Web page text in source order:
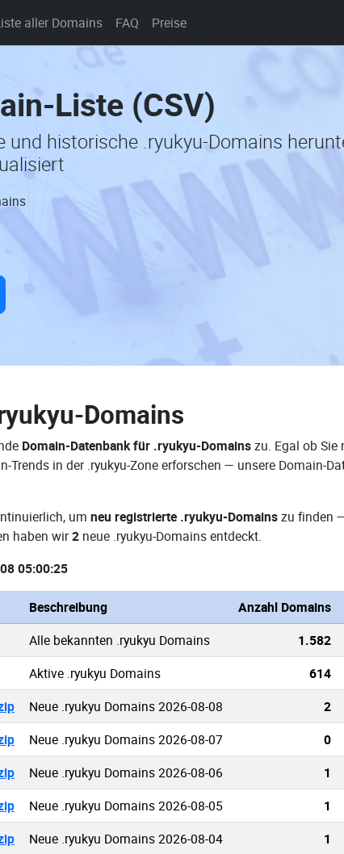
aller Domains FAQ Preise
Liste (CSV)
und historische .ryukyu-Domains
Domains
Domain-Datenbank für .ryukyu-Domainszu. Egal ob Sie
Trends in der .ryukyu-Zone erforschen — unsere Domain-
um neu registrierte .ryukyu-Domainszu finden
haben wir2 neue .ryukyu-Domains entdeckt.
05:00:25
Beschreibung Anzahl Domains
Alle bekannten .ryukyu Domains 1.582
Aktive .ryukyu Domains 614
Neue .ryukyu Domains 2026-08-08 2
Neue .ryukyu Domains 2026-08-07 0
Neue .ryukyu Domains 2026-08-06 1
Neue .ryukyu Domains 2026-08-05 1
Neue .ryukyu Domains 2026-08-04 1